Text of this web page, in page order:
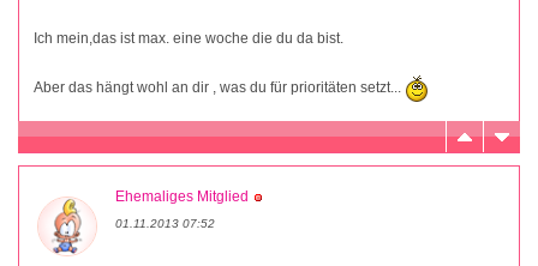
Ich mein,das ist max. eine woche die du da bist.
Aber das hängt wohl an dir , was du für prioritäten setzt...
Ehemaliges Mitglied
01.11.2013 07:52